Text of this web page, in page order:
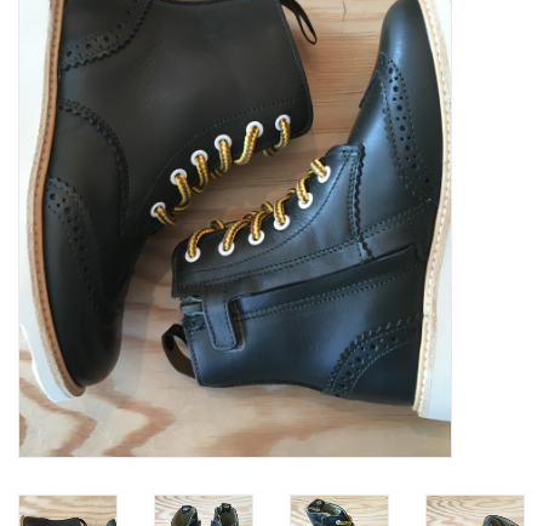
SOFTSOLES
ACCESSOIRES
Cadeaubonnen
METEN IS WETEN!
#MYCLIENTSARETHECUTEST